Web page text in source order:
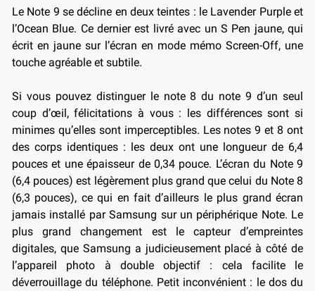
Le Note 9 se décline en deux teintes : le Lavender Purple et
l’Ocean Blue. Ce dernier est livré avec un S Pen jaune, qui
écrit en jaune sur l’écran en mode mémo Screen-Off, une
touche agréable et subtile.
Si vous pouvez distinguer le note 8 du note 9 d’un seul
coup d’œil, félicitations à vous : les différences sont si
minimes qu’elles sont imperceptibles. Les notes 9 et 8 ont
des corps identiques : les deux ont une longueur de 6,4
pouces et une épaisseur de 0,34 pouce. L’écran du Note 9
(6,4 pouces) est légèrement plus grand que celui du Note 8
(6,3 pouces), ce qui en fait d’ailleurs le plus grand écran
jamais installé par Samsung sur un périphérique Note. Le
plus grand changement est le capteur d’empreintes
digitales, que Samsung a judicieusement placé à côté de
l’appareil photo à double objectif : cela facilite le
déverrouillage du téléphone. Petit inconvénient : le dos du